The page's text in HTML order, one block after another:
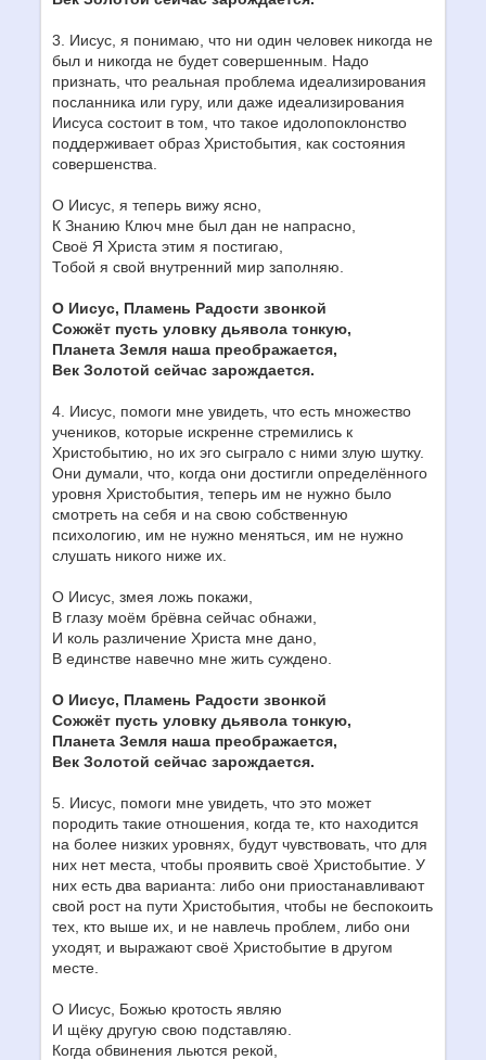
3. Иисус, я понимаю, что ни один человек никогда не
был и никогда не будет совершенным. Надо
признать, что реальная проблема идеализирования
посланника или гуру, или даже идеализирования
Иисуса состоит в том, что такое идолопоклонство
поддерживает образ Христобытия, как состояния
совершенства.
О Иисус, я теперь вижу ясно,
К Знанию Ключ мне был дан не напрасно,
Своё Я Христа этим я постигаю,
Тобой я свой внутренний мир заполняю.
О Иисус, Пламень Радости звонкой
Сожжёт пусть уловку дьявола тонкую,
Планета Земля наша преображается,
Век Золотой сейчас зарождается.
4. Иисус, помоги мне увидеть, что есть множество
учеников, которые искренне стремились к
Христобытию, но их эго сыграло с ними злую шутку.
Они думали, что, когда они достигли определённого
уровня Христобытия, теперь им не нужно было
смотреть на себя и на свою собственную
психологию, им не нужно меняться, им не нужно
слушать никого ниже их.
О Иисус, змея ложь покажи,
В глазу моём брёвна сейчас обнажи,
И коль различение Христа мне дано,
В единстве навечно мне жить суждено.
О Иисус, Пламень Радости звонкой
Сожжёт пусть уловку дьявола тонкую,
Планета Земля наша преображается,
Век Золотой сейчас зарождается.
5. Иисус, помоги мне увидеть, что это может
породить такие отношения, когда те, кто находится
на более низких уровнях, будут чувствовать, что для
них нет места, чтобы проявить своё Христобытие. У
них есть два варианта: либо они приостанавливают
свой рост на пути Христобытия, чтобы не беспокоить
тех, кто выше их, и не навлечь проблем, либо они
уходят, и выражают своё Христобытие в другом
месте.
О Иисус, Божью кротость являю
И щёку другую свою подставляю.
Когда обвинения льются рекой,